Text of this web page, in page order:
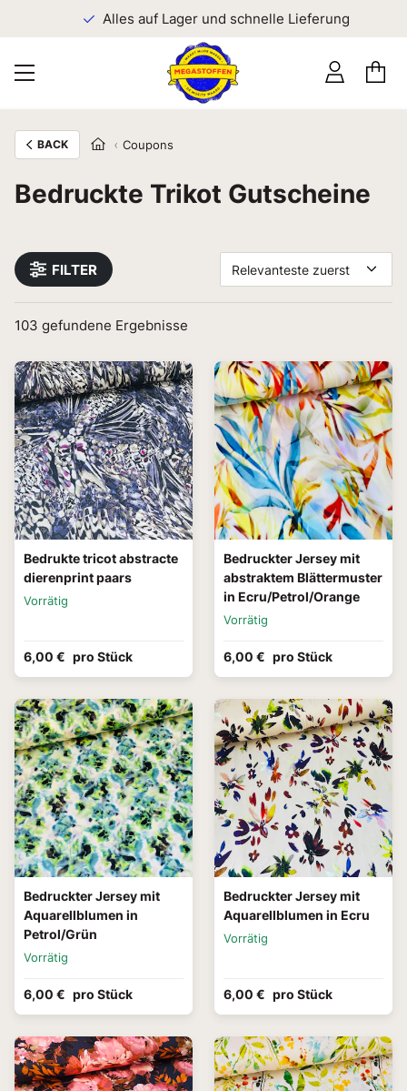
Alles auf Lager und schnelle Lieferung
BACK Coupons
Bedruckte Trikot Gutscheine
FILTER Relevanteste zuerst
103 gefundene Ergebnisse
Bedrukte tricot abstracte
dierenprint paars
Vorrätig
6,00 € pro Stück
Bedruckter Jersey mit
abstraktem Blättermuster
in Ecru/Petrol/Orange
Vorrätig
6,00 € pro Stück
Bedruckter Jersey mit
Aquarellblumen in
Petrol/Grün
Vorrätig
6,00 € pro Stück
Bedruckter Jersey mit
Aquarellblumen in Ecru
Vorrätig
6,00 € pro Stück